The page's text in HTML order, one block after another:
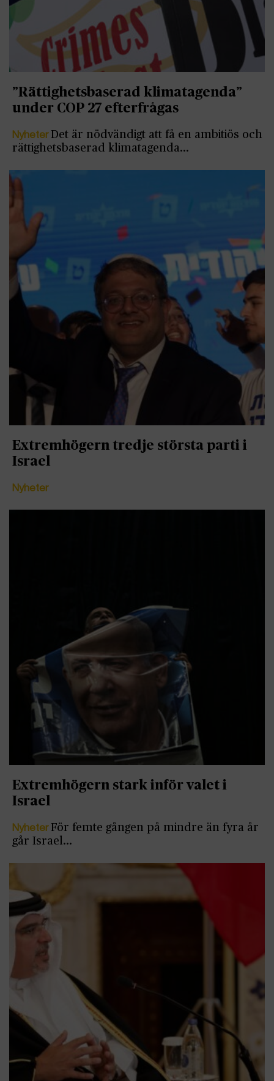
”Rättighetsbaserad klimatagenda”
under COP 27 efterfrågas
Nyheter Det är nödvändigt att få en ambitiös och
rättighetsbaserad klimatagenda…
Extremhögern tredje största parti i
Israel
Nyheter
Extremhögern stark inför valet i
Israel
Nyheter För femte gången på mindre än fyra år
går Israel…